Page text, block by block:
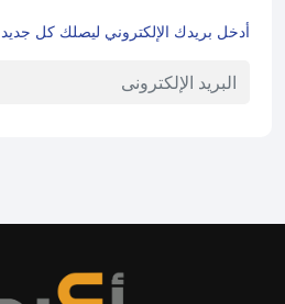
أدخل بريدك الإلكتروني ليصلك كل جديد